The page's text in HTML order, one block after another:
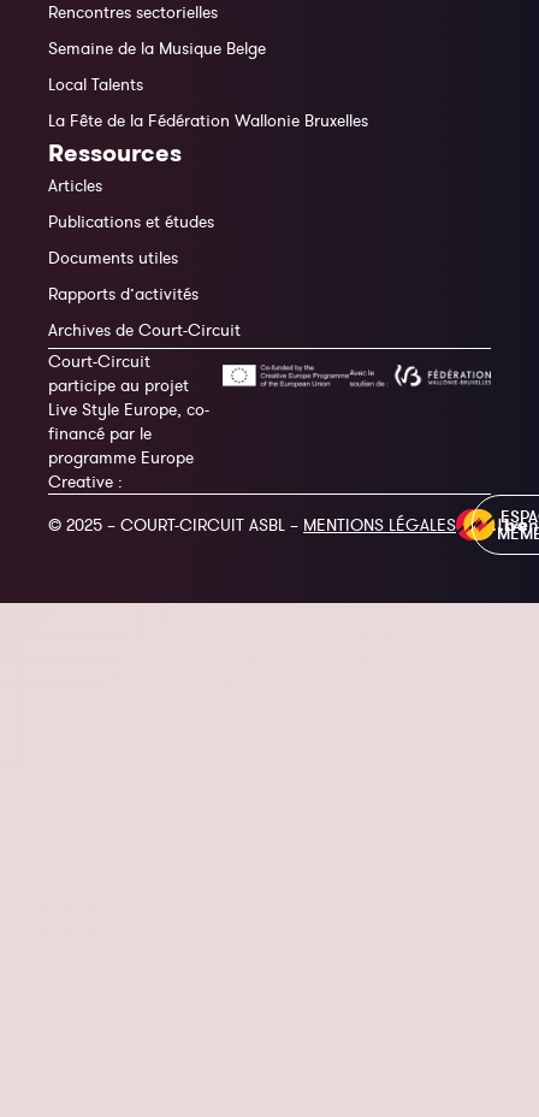
Rencontres sectorielles
Semaine de la Musique Belge
Local Talents
La Fête de la Fédération Wallonie Bruxelles
Ressources
Articles
Publications et études
Documents utiles
Rapports d’activités
Archives de Court-Circuit
Court-Circuit
participe au projet
Live Style Europe, co-
financé par le
programme Europe
Creative :
© 2025 – COURT-CIRCUIT ASBL – MENTIONS LÉGALES